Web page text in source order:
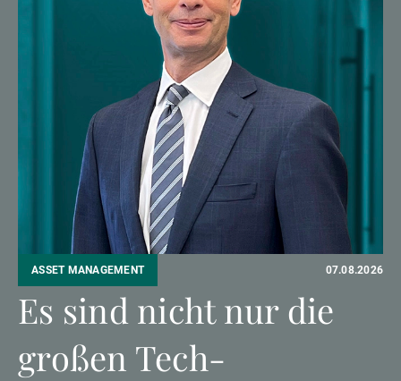
Externe Vermögensverwalter
Nachrichten und Insights
Kontakte
ASSET MANAGEMENT 07.08.2026
Es sind nicht nur die
großen Tech-